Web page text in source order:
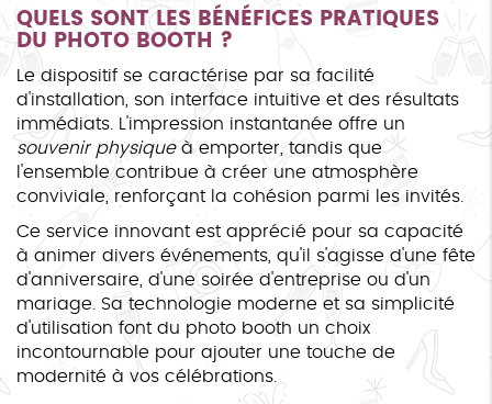
QUELS SONT LES BÉNÉFICES PRATIQUES
DU PHOTO BOOTH ?
Le dispositif se caractérise par sa facilité
d'installation, son interface intuitive et des résultats
immédiats. L'impression instantanée offre un
souvenir physiqueà emporter, tandis que
l'ensemble contribue à créer une atmosphère
conviviale, renforçant la cohésion parmi les invités.
Ce service innovant est apprécié pour sa capacité
à animer divers événements, qu'il s'agisse d'une fête
d'anniversaire, d'une soirée d'entreprise ou d'un
mariage. Sa technologie moderne et sa simplicité
d'utilisation font du photo booth un choix
incontournable pour ajouter une touche de
modernité à vos célébrations.